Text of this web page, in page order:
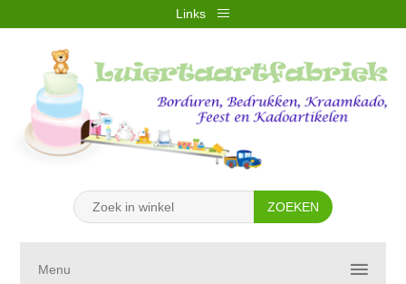
Links
REGISTREREN
WINKELWAGEN (0)
Menu